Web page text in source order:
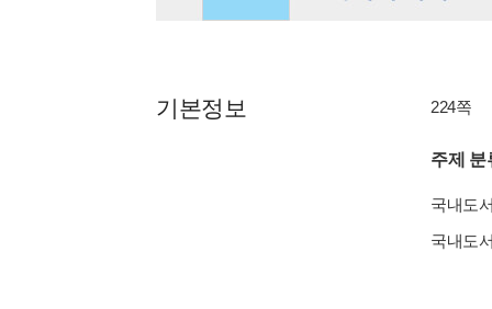
기본정보 224쪽
주제 분
국내도
국내도